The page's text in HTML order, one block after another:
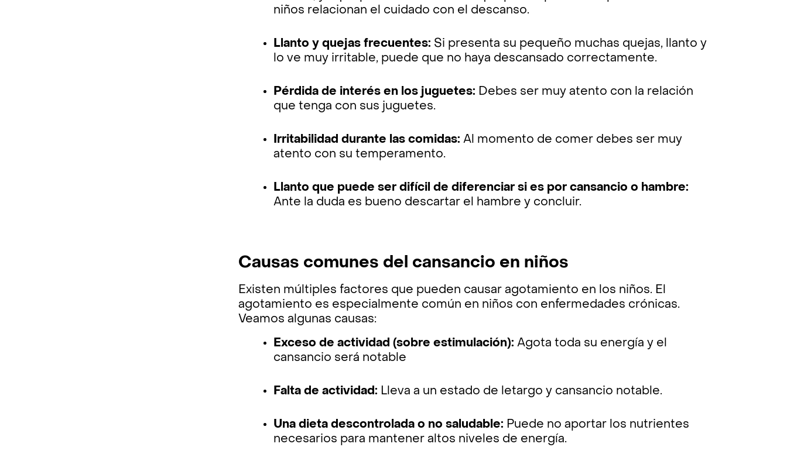
niños relacionan el cuidado con el descanso.
Llanto y quejas frecuentes: Si presenta su pequeño muchas quejas, llanto y
lo ve muy irritable, puede que no haya descansado correctamente.
Pérdida de interés en los juguetes: Debes ser muy atento con la relación
que tenga con sus juguetes.
Irritabilidad durante las comidas:Al momento de comer debes ser muy
atento con su temperamento.
Llanto que puede ser difícil de diferenciar si es por cansancio o hambre:
Ante la duda es bueno descartar el hambre y concluir.
Causas comunes del cansancio en niños
Existen múltiples factores que pueden causar agotamiento en los niños. El
agotamiento es especialmente común en niños con enfermedades crónicas.
Veamos algunas causas:
Exceso de actividad (sobre estimulación):Agota toda su energía y el
cansancio será notable
Falta de actividad: Lleva a un estado de letargo y cansancio notable.
Una dieta descontrolada o no saludable: Puede no aportar los nutrientes
necesarios para mantener altos niveles de energía.